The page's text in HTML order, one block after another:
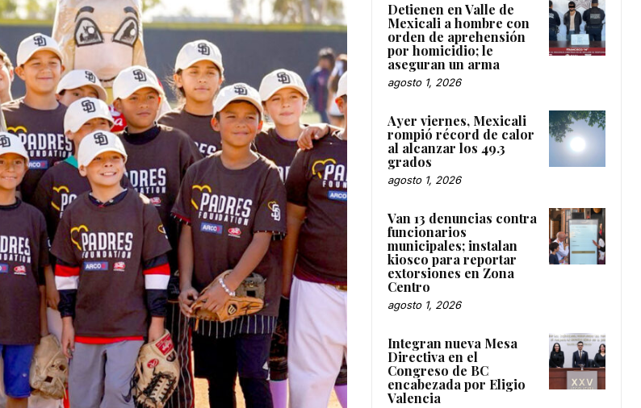
Detienen en Valle de
Mexicali a hombre con
orden de aprehensión
por homicidio; le
aseguran un arma
agosto 1, 2026
Ayer viernes, Mexicali
rompió récord de calor
al alcanzar los 49.3
grados
agosto 1, 2026
Van 13 denuncias contra
funcionarios
municipales; instalan
kiosco para reportar
extorsiones en Zona
Centro
agosto 1, 2026
Integran nueva Mesa
Directiva en el
Congreso de BC
encabezada por Eligio
Valencia